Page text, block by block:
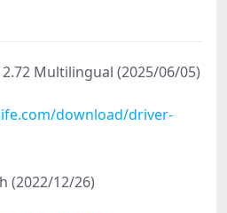
Multilingual (2025/06/05)
download/driver-
(2022/12/26)